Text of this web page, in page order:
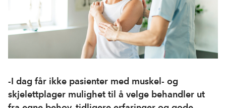
-I dag får ikke pasienter med muskel- og
skjelettplager mulighet til å velge behandler ut